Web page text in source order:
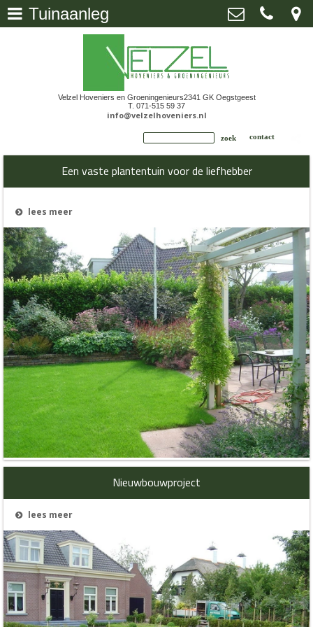
>
>
Onderhoud bij bedrijven >
>
Velzel Hoveniers en Groeningenieurs
De Kempenaerstraat 109, 2341 GK
Oegstgeest
071-515 59 37
info@velzelhoveniers.nl
Tuinaanleg
Velzel Hoveniers en Groeningenieurs2341 GK Oegstgeest
T. 071-515 59 37
info@velzelhoveniers.nl
Een vaste plantentuin voor de liefhebber
lees meer
Nieuwbouwproject
lees meer